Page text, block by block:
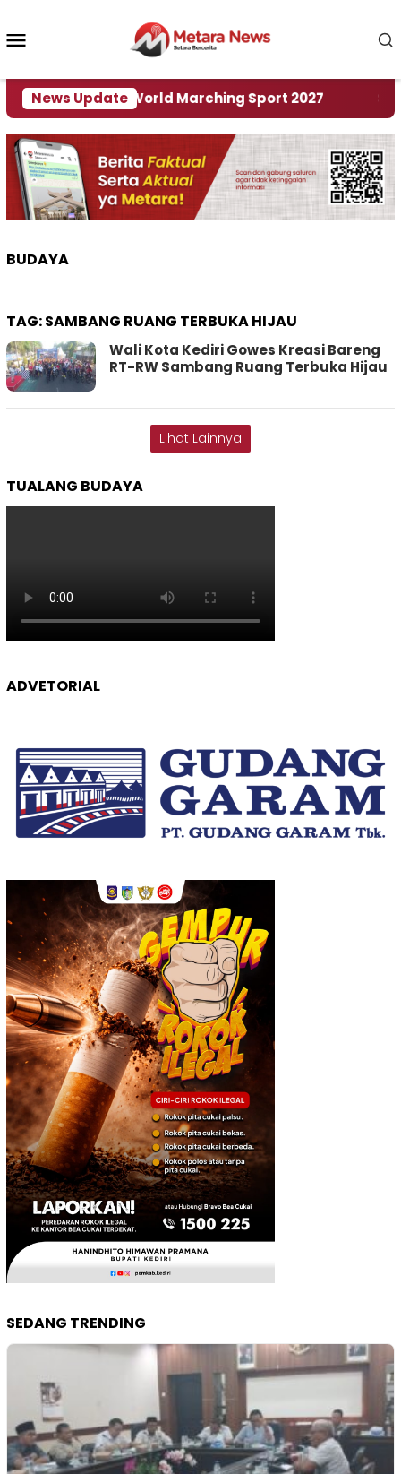
konten
News Update
Rumah World Marching Sport 2027 ‎Soal
BUDAYA
TAG:SAMBANG RUANG TERBUKA HIJAU
Wali Kota Kediri Gowes Kreasi Bareng
RT-RW Sambang Ruang Terbuka Hijau
Lihat Lainnya
TUALANG BUDAYA
ADVETORIAL
SEDANG TRENDING